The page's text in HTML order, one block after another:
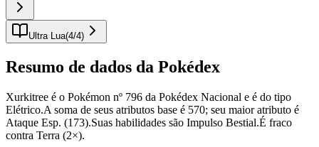
Ultra Lua(4/4)
Resumo de dados da Pokédex
Xurkitree é o Pokémon nº 796 da Pokédex Nacional e é do tipo
Elétrico.A soma de seus atributos base é 570; seu maior atributo é
Ataque Esp. (173).Suas habilidades são Impulso Bestial.É fraco
contra Terra (2×).